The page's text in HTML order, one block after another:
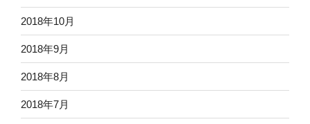
2018年10月
2018年9月
2018年8月
2018年7月